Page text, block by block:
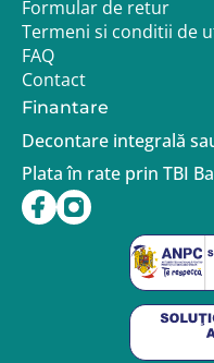
Formular de retur
Termeni si conditii de
FAQ
Contact
Finantare
Decontare integrală
Plata în rate prin TBI